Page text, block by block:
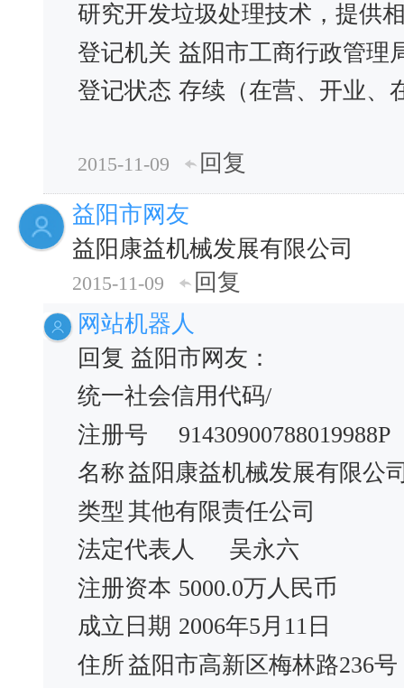
研究开发垃圾处理技术，提供
登记机关 益阳市工商行政管理
登记状态 存续（在营、开业、
2015-11-09
回复
益阳市网友
益阳康益机械发展有限公司
2015-11-09
回复
网站机器人
回复 益阳市网友：
统一社会信用代码/
注册号
91430900788019988P
名称益阳康益机械发展有限公
类型 其他有限责任公司
法定代表人
吴永六
注册资本 5000.0万人民币
成立日期 2006年5月11日
住所益阳市高新区梅林路236号